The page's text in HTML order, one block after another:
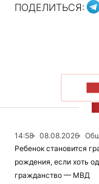
ПОДЕЛИТЬСЯ:
14:58 08.08.2026
Ребенок становится
рождения, если хоть
гражданство — МВД